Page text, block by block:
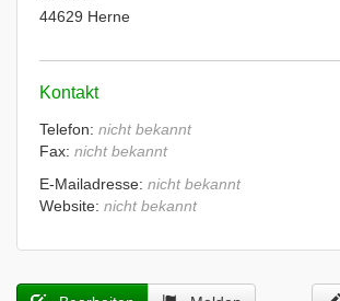
44629 Herne
Kontakt
Telefon: nicht bekannt
Fax: nicht bekannt
E-Mailadresse: nicht bekannt
Website: nicht bekannt